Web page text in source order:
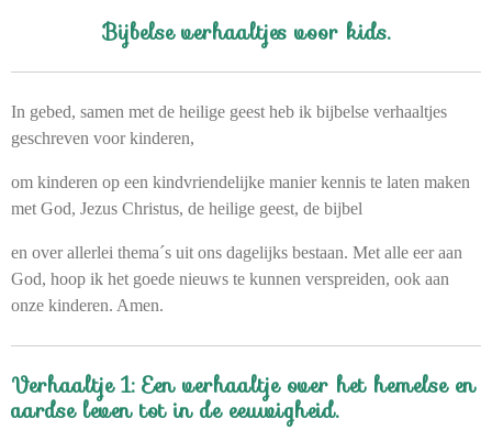
Bijbelse verhaaltjes voor kids.
In gebed, samen met de heilige geest heb ik bijbelse verhaaltjes
geschreven voor kinderen,
om kinderen op een kindvriendelijke manier kennis te laten maken
met God, Jezus Christus, de heilige geest, de bijbel
en over allerlei thema´s uit ons dagelijks bestaan. Met alle eer aan
God, hoop ik het goede nieuws te kunnen verspreiden, ook aan
onze kinderen. Amen.
Verhaaltje 1: Een verhaaltje over het hemelse en
aardse leven tot in de eeuwigheid.